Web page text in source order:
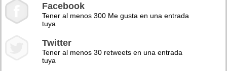
Facebook
Tener al menos 300 Me gusta en una entrada
tuya
Twitter
Tener al menos 30 retweets en una entrada
tuya